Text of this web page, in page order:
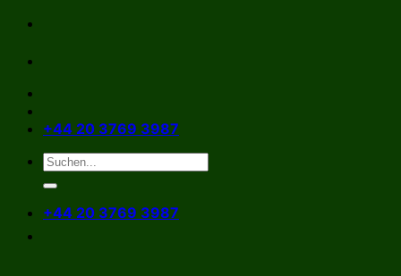
Zum
springen
+44 20 3769 3987
+44 20 3769 3987